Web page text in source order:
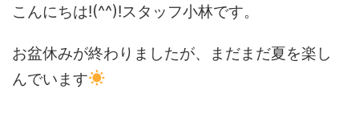
こんにちは!(^^)!スタッフ小林です。
お盆休みが終わりましたが、まだまだ夏を楽し
んでいます